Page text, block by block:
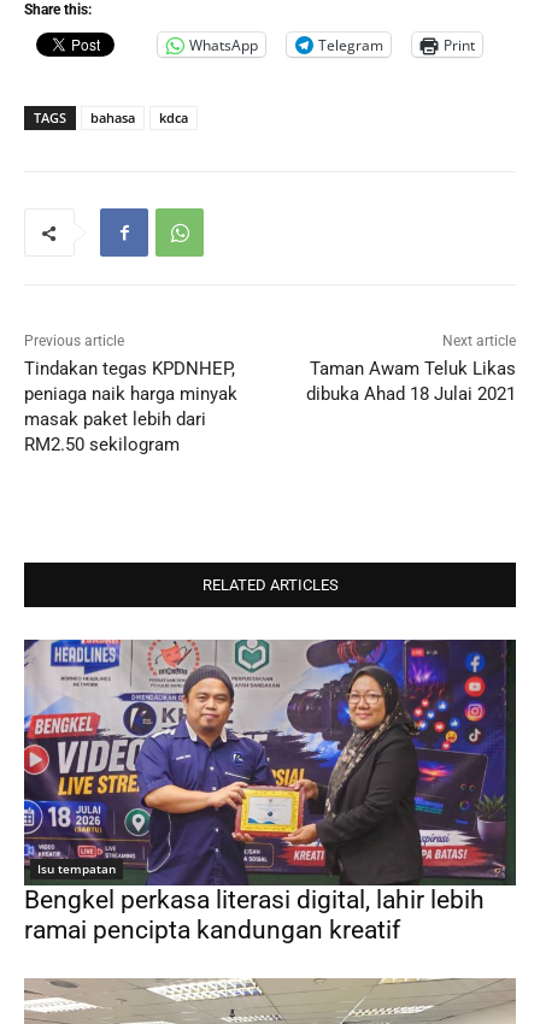
Share this:
WhatsApp Telegram Print
TAGS bahasa kdca
Previous article
Tindakan tegas KPDNHEP,
peniaga naik harga minyak
masak paket lebih dari
RM2.50 sekilogram
Next article
Taman Awam Teluk Likas
dibuka Ahad 18 Julai 2021
RELATED ARTICLES
Isu tempatan
Bengkel perkasa literasi digital, lahir lebih
ramai pencipta kandungan kreatif